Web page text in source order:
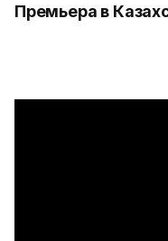
Премьера в